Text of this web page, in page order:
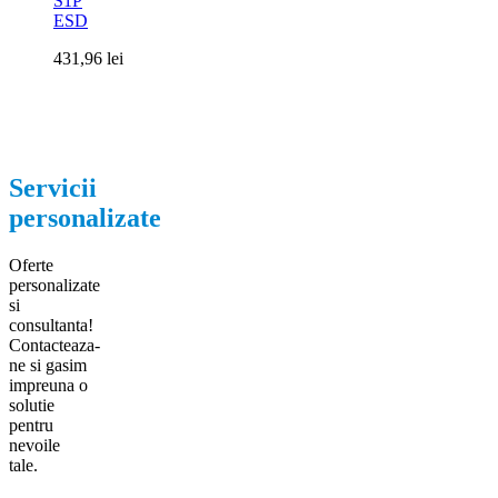
ESD
431,96 lei
Servicii
personalizate
Oferte
personalizate
si
consultanta!
Contacteaza-
ne si gasim
impreuna o
solutie
pentru
nevoile
tale.